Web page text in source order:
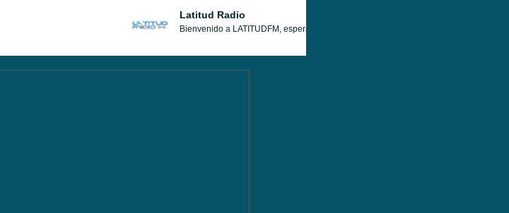
Latitud Radio
Bienvenido a LATITUDFM, esperamos que disfrutes de nuestra selección de